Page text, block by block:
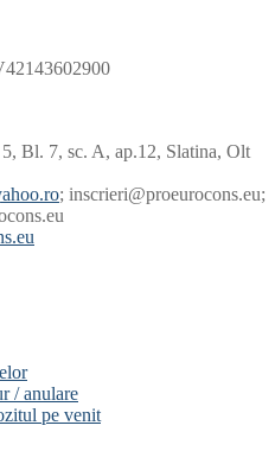
Bl. 7, sc. A, ap.12, Slatina, Olt
; inscrieri@proeurocons.eu;
.eu
/ anulare
pe venit